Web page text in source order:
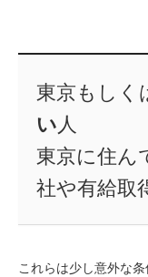
東京もしく
い人
東京に住ん
社や有給取
これらは少し意外な